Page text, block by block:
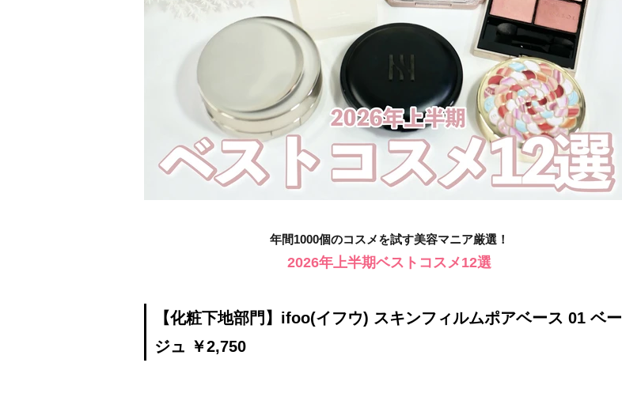
年間1000個のコスメを試す美容マニア厳選！
2026年上半期ベストコスメ12選
【化粧下地部門】ifoo(イフウ) スキンフィルムポアベース 01 ベー
ジュ ￥2,750